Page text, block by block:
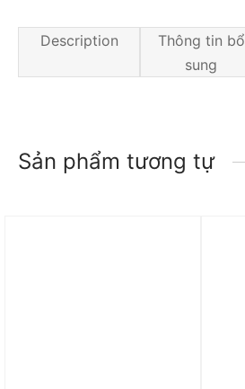
Description
Thông tin bổ
sung
Sản phẩm tương tự